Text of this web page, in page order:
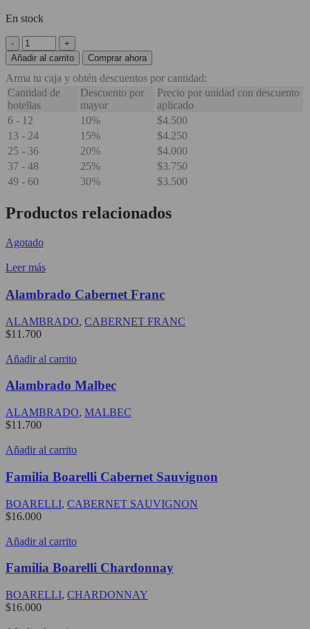
En stock
Bodega
Balbo
Malbec
cantidad
Añadir al carrito Comprar ahora
Arma tu caja y obtén descuentos por cantidad:
Cantidad de
botellas
Descuento por
mayor
Precio por unidad con descuento
aplicado
6 - 12
10% $4.500
13 - 24
15% $4.250
25 - 36
20% $4.000
37 - 48
25% $3.750
49 - 60
30% $3.500
Productos relacionados
Agotado
Leer más
Alambrado Cabernet Franc
ALAMBRADO, CABERNET FRANC
$11.700
Añadir al carrito
Alambrado Malbec
ALAMBRADO, MALBEC
$11.700
Añadir al carrito
Familia Boarelli Cabernet Sauvignon
BOARELLI, CABERNET SAUVIGNON
$16.000
Añadir al carrito
Familia Boarelli Chardonnay
BOARELLI, CHARDONNAY
$16.000